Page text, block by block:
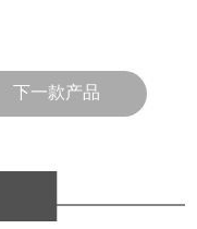
下一款产品